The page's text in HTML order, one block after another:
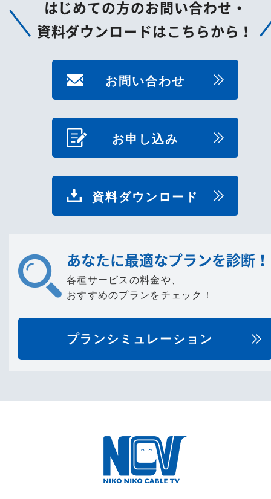
はじめての方のお問い合わせ・
資料ダウンロードはこちらから！
お問い合わせ
お申し込み
資料ダウンロード
あなたに最適なプランを診断！
各種サービスの料金や、
おすすめのプランをチェック！
プランシミュレーション